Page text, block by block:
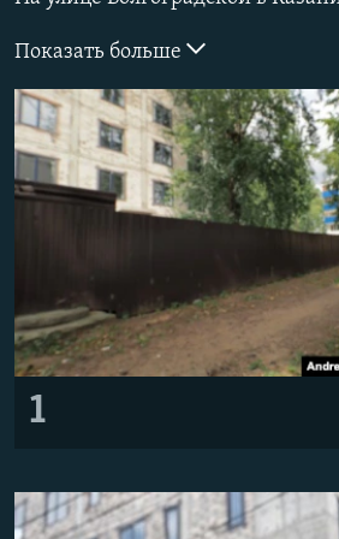
ПОДПИШИТЕСЬ НА РАССЫЛКУ
СОЦИАЛЬНЫЕ СЕТИ
Все сайты РСЕ/РС
Показать больше
1